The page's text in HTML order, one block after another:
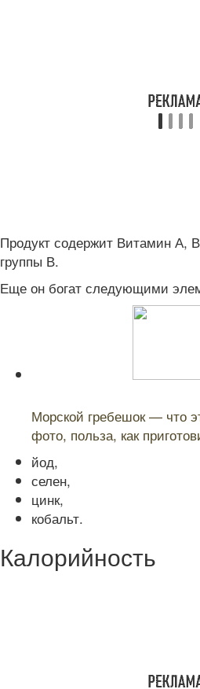
Продукт содержит Витамин А,
группы В.
Еще он богат следующими
Морской гребешок — что
фото, польза, как
йод,
селен,
цинк,
кобальт.
Калорийность